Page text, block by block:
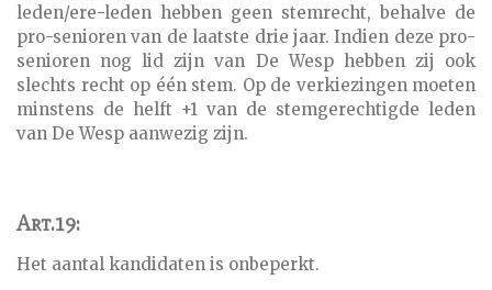
leden/ere-leden hebben geen stemrecht, behalve de
pro-senioren van de laatste drie jaar. Indien deze pro-
senioren nog lid zijn van De Wesp hebben zij ook
slechts recht op één stem. Op de verkiezingen moeten
minstens de helft +1 van de stemgerechtigde leden
van De Wesp aanwezig zijn.
Art.19:
Het aantal kandidaten is onbeperkt.